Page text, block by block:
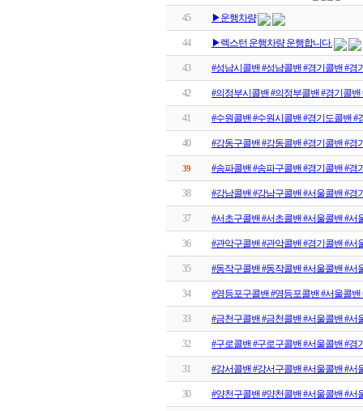
45 ▶운행차량
44 ▶렉스턴 운행차량 운행합니다.
43 #성남시콜밴 #성남콜밴 #경기콜밴 #
42 #의정부시콜밴 #의정부콜밴 #경기콜
41 #수원콜밴 #수원시콜밴 #경기도콜밴
40 #강동구콜밴 #강동콜밴 #경기콜밴 #
39 #송파콜밴 #송파구콜밴 #경기콜밴 #
38 #강남콜밴 #강남구콜밴 #서울콜밴 #
37 #서초구콜밴 #서초콜밴 #서울콜밴 #
36 #관악구콜밴 #관악콜밴 #경기콜밴 #
35 #동작구콜밴 #동작콜밴 #서울콜밴 #
34 #영등포구콜밴 #영등포콜밴 #서울콜
33 #금천구콜밴 #금천콜밴 #서울콜밴 #
32 #구로콜밴 #구로구콜밴 #서울콜밴 #
31 #강서콜밴 #강서구콜밴 #서울콜밴 #
30 #양천구콜밴 #양천콜밴 #서울콜밴 #